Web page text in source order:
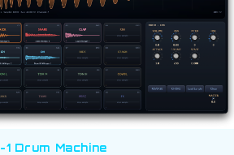
1 Drum Machine